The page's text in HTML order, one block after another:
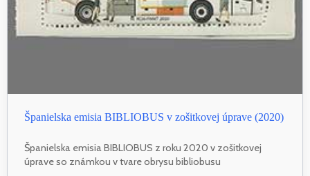
Španielska emisia BIBLIOBUS v zošitkovej úprave (2020)
Španielska emisia BIBLIOBUS z roku 2020 v zošitkovej
úprave so známkou v tvare obrysu bibliobusu